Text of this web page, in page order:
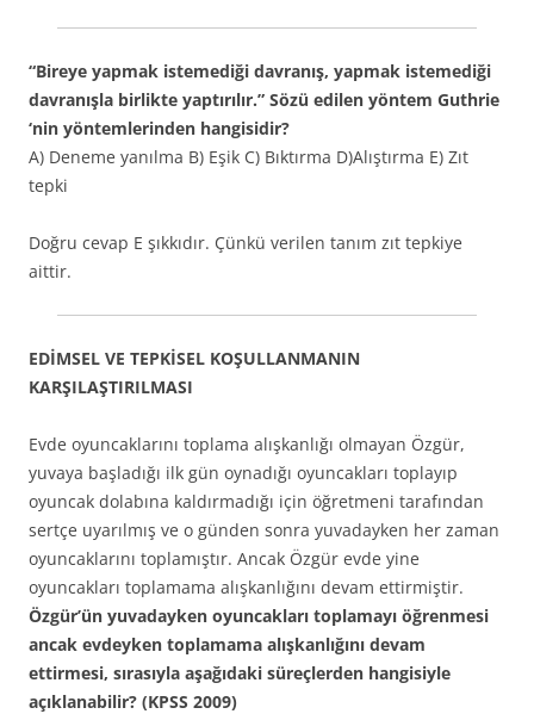
“Bireye yapmak istemediği davranış, yapmak istemediği
davranışla birlikte yaptırılır.” Sözü edilen yöntem Guthrie
‘nin yöntemlerinden hangisidir?
A) Deneme yanılma B) Eşik C) Bıktırma D)Alıştırma E) Zıt
tepki
Doğru cevap E şıkkıdır. Çünkü verilen tanım zıt tepkiye
aittir.
EDİMSEL VE TEPKİSEL KOŞULLANMANIN
KARŞILAŞTIRILMASI
Evde oyuncaklarını toplama alışkanlığı olmayan Özgür,
yuvaya başladığı ilk gün oynadığı oyuncakları toplayıp
oyuncak dolabına kaldırmadığı için öğretmeni tarafından
sertçe uyarılmış ve o günden sonra yuvadayken her zaman
oyuncaklarını toplamıştır. Ancak Özgür evde yine
oyuncakları toplamama alışkanlığını devam ettirmiştir.
Özgür’ün yuvadayken oyuncakları toplamayı öğrenmesi
ancak evdeyken toplamama alışkanlığını devam
ettirmesi, sırasıyla aşağıdaki süreçlerden hangisiyle
açıklanabilir? (KPSS 2009)